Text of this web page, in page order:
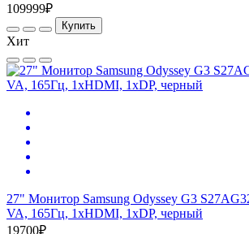
109999₽
Купить
Хит
27" Монитор Samsung Odyssey G3
VA, 165Гц, 1хHDMI, 1хDP, черный
19700₽